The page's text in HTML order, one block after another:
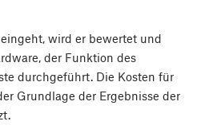
wird er bewertet und
der Funktion des
durchgeführt. Die Kosten für
Grundlage der Ergebnisse der